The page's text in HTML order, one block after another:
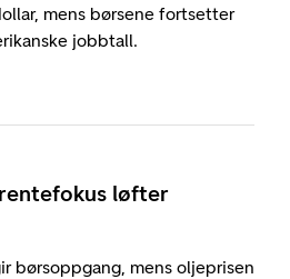
mens børsene fortsetter
jobbtall.
løfter
børsoppgang, mens oljeprisen